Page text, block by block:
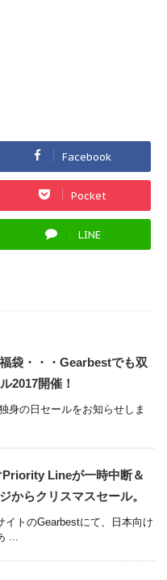
Facebook
Pocket
LINE
袋・・・Gearbestでも双
2017開催！
身の日セールをお知らせしま
Lineが一時中断＆
からクリスマスセール。
イトのGearbestにて、日本向け
...